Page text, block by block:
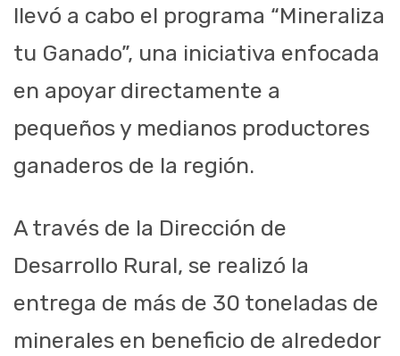
llevó a cabo el programa “Mineraliza
tu Ganado”, una iniciativa enfocada
en apoyar directamente a
pequeños y medianos productores
ganaderos de la región.
A través de la Dirección de
Desarrollo Rural, se realizó la
entrega de más de 30 toneladas de
minerales en beneficio de alrededor